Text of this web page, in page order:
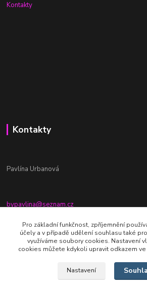
Kontakty
Kontakty
Pavlína Urbanová
bypavlina@seznam.cz
+420774917196
Fb stránka - By pavlina
Pro základní funkčnost, zpříjemnění
účely a v případě udělení souhlasu také
využíváme soubory cookies. Nastavení
cookies můžete kdykoli upravit odkazem
Nastavení